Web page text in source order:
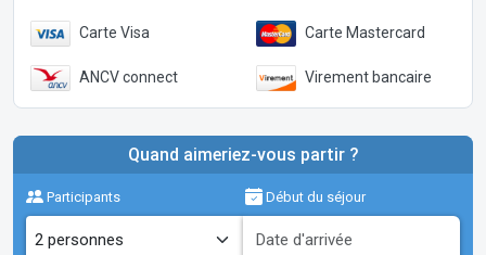
Carte Visa Carte Mastercard
ANCV connect Virement bancaire
Quand aimeriez-vous partir ?
Participants Début du séjour